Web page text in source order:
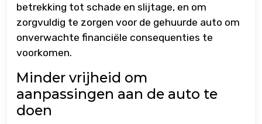
betrekking tot schade en slijtage, en om
zorgvuldig te zorgen voor de gehuurde auto om
onverwachte financiële consequenties te
voorkomen.
Minder vrijheid om
aanpassingen aan de auto te
doen